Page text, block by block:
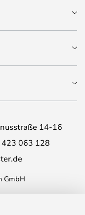
14-16
063 128
GmbH